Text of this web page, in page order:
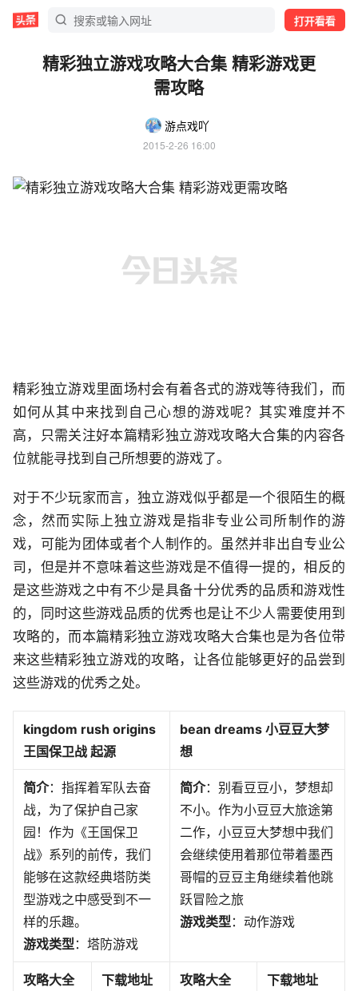
打开看看
精彩独立游戏攻略大合集 精彩游戏更
需攻略
游点戏吖
2015-2-26 16:00
精彩独立游戏里面场村会有着各式的游戏等待我们，而
如何从其中来找到自己心想的游戏呢？其实难度并不
高，只需关注好本篇精彩独立游戏攻略大合集的内容各
位就能寻找到自己所想要的游戏了。
对于不少玩家而言，独立游戏似乎都是一个很陌生的概
念，然而实际上独立游戏是指非专业公司所制作的游
戏，可能为团体或者个人制作的。虽然并非出自专业公
司，但是并不意味着这些游戏是不值得一提的，相反的
是这些游戏之中有不少是具备十分优秀的品质和游戏性
的，同时这些游戏品质的优秀也是让不少人需要使用到
攻略的，而本篇精彩独立游戏攻略大合集也是为各位带
来这些精彩独立游戏的攻略，让各位能够更好的品尝到
这些游戏的优秀之处。
kingdom rush origins
王国保卫战 起源
bean dreams 小豆豆大梦
想
简介：指挥着军队去奋
战，为了保护自己家
园！作为《王国保卫
战》系列的前传，我们
能够在这款经典塔防类
型游戏之中感受到不一
样的乐趣。
游戏类型 ：塔防游戏
简介：别看豆豆小，梦想却
不小。作为小豆豆大旅途第
二作，小豆豆大梦想中我们
会继续使用着那位带着墨西
哥帽的豆豆主角继续着他跳
跃冒险之旅
游戏类型 ：动作游戏
攻略大全 下载地址 攻略大全 下载地址